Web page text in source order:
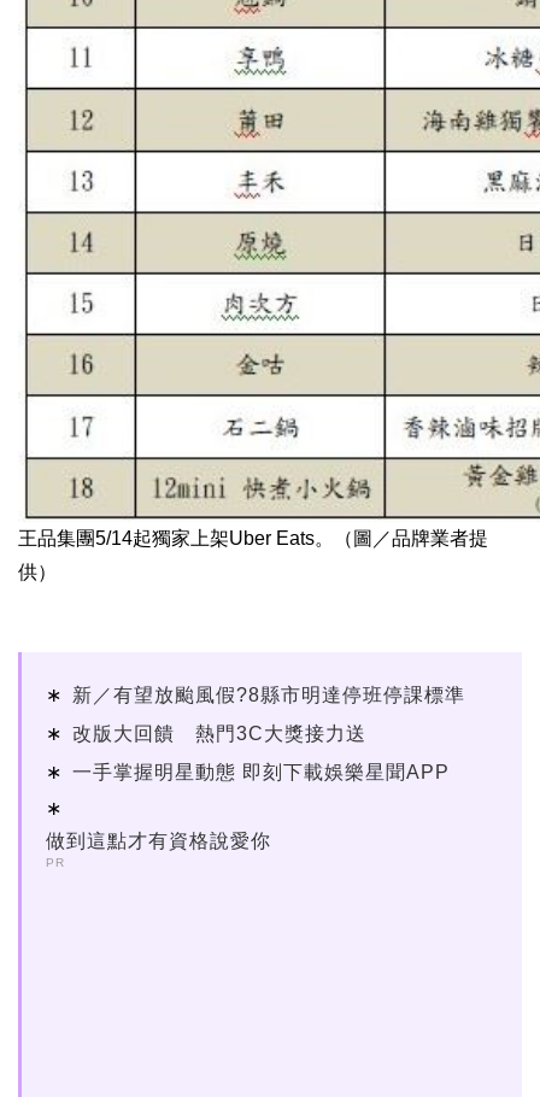
王品集團5/14起獨家上架Uber Eats。（圖／品牌業者提
供）
新／有望放颱風假?8縣市明達停班停課標準
改版大回饋 熱門3C大獎接力送
一手掌握明星動態 即刻下載娛樂星聞APP
做到這點才有資格說愛你
PR